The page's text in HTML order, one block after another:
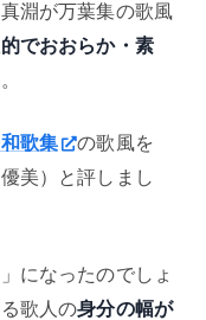
淵が万葉集の歌風
でおおらか・素
歌集
の歌風を
美）と評しまし
になったのでしょ
歌人の身分の幅が